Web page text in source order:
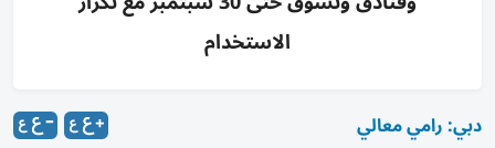
الاستخدام
دبي: رامي معالي